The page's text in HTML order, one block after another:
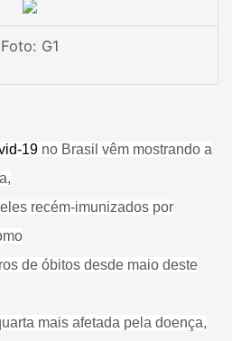
Foto: G1
19 no Brasil vêm mostrando a
recém-imunizados por
de óbitos desde maio deste
mais afetada pela doença,